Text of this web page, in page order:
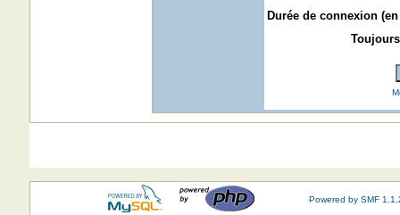
Durée de connexion
Powered by SMF